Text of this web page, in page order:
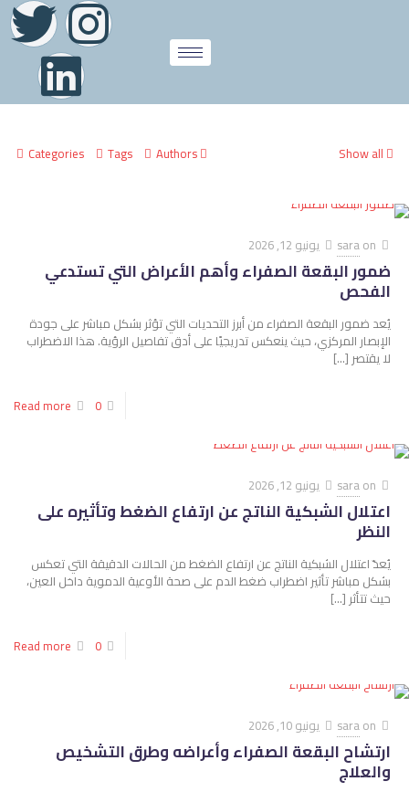
Categories Tags Authors Show all
saraon يونيو 12, 2026
ضمور البقعة الصفراء وأهم الأعراض التي تستدعي
الفحص
يُعد ضمور البقعة الصفراء من أبرز التحديات التي تؤثر بشكل مباشر على جودة
الإبصار المركزي، حيث ينعكس تدريجيًا على أدق تفاصيل الرؤية. هذا الاضطراب
لا يقتصر […]
0
Read more
saraon يونيو 12, 2026
اعتلال الشبكية الناتج عن ارتفاع الضغط وتأثيره على
النظر
يُعدّ اعتلال الشبكية الناتج عن ارتفاع الضغط من الحالات الدقيقة التي تعكس
بشكل مباشر تأثير اضطراب ضغط الدم على صحة الأوعية الدموية داخل العين،
حيث تتأثر […]
0
Read more
saraon يونيو 10, 2026
ارتشاح البقعة الصفراء وأعراضه وطرق التشخيص
والعلاج